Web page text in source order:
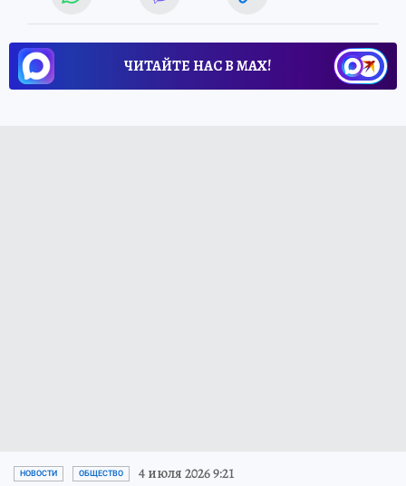
ЧИТАЙТЕ НАС В МАХ!
НОВОСТИ ОБЩЕСТВО 4 июля 2026 9:21